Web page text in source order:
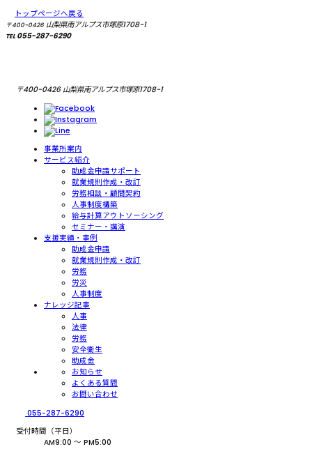
トップページへ戻る
〒400-0426 山梨県南アルプス市塚原1708-1
TEL055-287-6290
〒400-0426 山梨県南アルプス市塚原1708-1
事業所案内
サービス紹介
助成金申請サポート
就業規則作成・改訂
労務相談・顧問契約
人事制度構築
給与計算アウトソーシング
セミナー・講演
支援実績・事例
助成金申請
就業規則作成・改訂
労務
労災
人事制度
ナレッジ記事
人事
法律
労務
安全衛生
助成金
お知らせ
よくある質問
お問い合わせ
055-287-6290
受付時間（平日）
AM9:00 〜 PM5:00